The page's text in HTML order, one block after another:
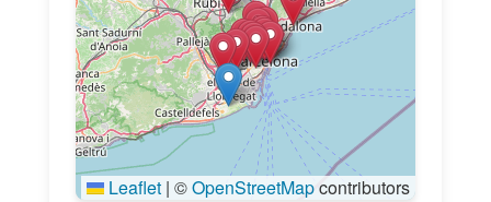
Leaflet | ©OpenStreetMapcontributors